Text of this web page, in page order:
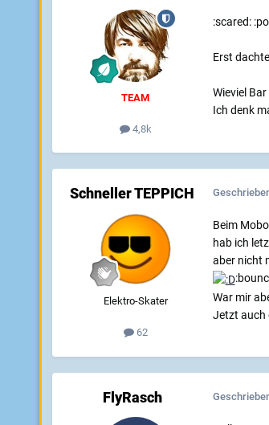
TEAM
4,8k
:scared:
Erst
Wieviel
Ich denk
Schneller TEPPICH
Elektro-Skater
62
Beim
hab ich
aber nicht
War mir
Jetzt auch
FlyRasch